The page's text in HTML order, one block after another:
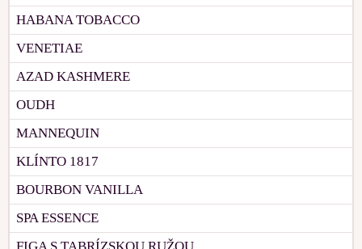
HABANA TOBACCO
VENETIAE
AZAD KASHMERE
OUDH
MANNEQUIN
KLÍNTO 1817
BOURBON VANILLA
SPA ESSENCE
FIGA S TABRÍZSKOU RUŽOU